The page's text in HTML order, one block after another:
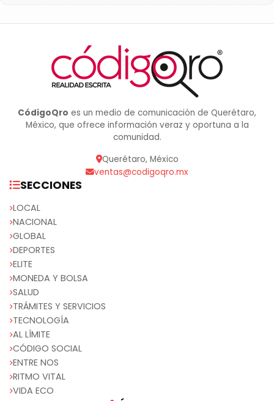
CódigoQro es un medio de comunicación de Querétaro,
México, que ofrece información veraz y oportuna a la
comunidad.
Querétaro, México
ventas@codigoqro.mx
SECCIONES
LOCAL
NACIONAL
GLOBAL
DEPORTES
ELITE
MONEDA Y BOLSA
SALUD
TRÁMITES Y SERVICIOS
TECNOLOGÍA
AL LÍMITE
CÓDIGO SOCIAL
ENTRE NOS
RITMO VITAL
VIDA ECO